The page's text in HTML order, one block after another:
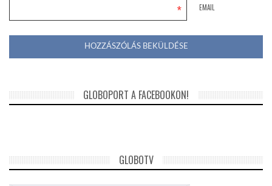
EMAIL
*
GLOBOPORT A FACEBOOKON!
GLOBOTV